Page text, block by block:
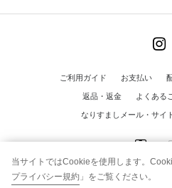
ご利用ガイド お支払い
返品・返金 よくある
なりすましメール・サイ
© FINE ALL RIGHTS
当サイトではCookieを使用します。
プライバシー規約 」をご覧ください。